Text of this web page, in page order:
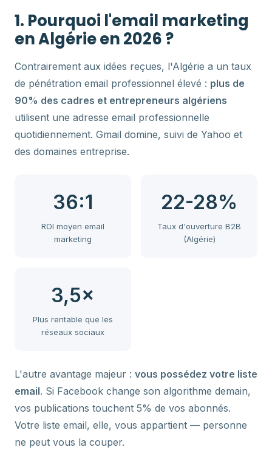
1. Pourquoi l'email marketing
en Algérie en 2026 ?
Contrairement aux idées reçues, l'Algérie a un taux
de pénétration email professionnel élevé : plus de
90% des cadres et entrepreneurs algériens
utilisent une adresse email professionnelle
quotidiennement. Gmail domine, suivi de Yahoo et
des domaines entreprise.
36:1
ROI moyen email
marketing
22-28%
Taux d'ouverture B2B
(Algérie)
3,5×
Plus rentable que les
réseaux sociaux
L'autre avantage majeur : vous possédez votre liste
email. Si Facebook change son algorithme demain,
vos publications touchent 5% de vos abonnés.
Votre liste email, elle, vous appartient — personne
ne peut vous la couper.